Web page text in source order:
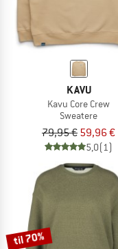
KAVU
Kavu Core Crew
Sweatere
79,95 € 59,96 €
5,0(1)
til 70%